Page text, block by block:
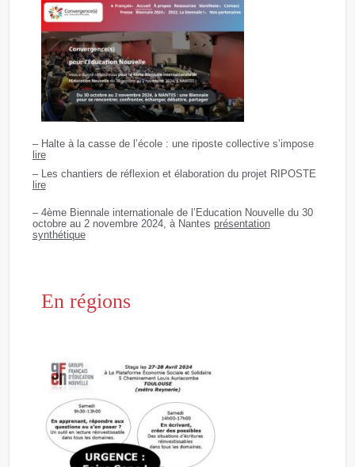
– Halte à la casse de l’école : une riposte collective s’impose
lire
– Les chantiers de réflexion et élaboration du projet RIPOSTE
lire
– 4ème Biennale internationale de l’Education Nouvelle du 30
octobre au 2 novembre 2024, à Nantes présentation
synthétique
En régions